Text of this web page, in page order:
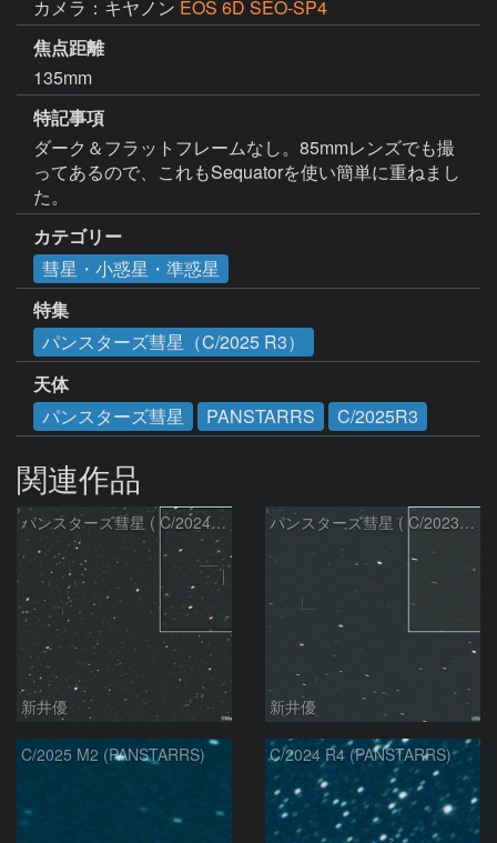
カメラ：キヤノン EOS 6D SEO-SP4
焦点距離
135mm
特記事項
ダーク＆フラットフレームなし。85mmレンズでも撮
ってあるので、これもSequatorを使い簡単に重ねまし
た。
カテゴリー
彗星・小惑星・準惑星
特集
パンスターズ彗星（C/2025 R3）
天体
パンスターズ彗星
PANSTARRS C/2025R3
関連作品
パンスターズ彗星 ( C/2024R4 )：2026/07/27
新井優
パンスターズ彗星 ( C/2023R1 )：2026/07/09
新井優
C/2025 M2 (PANSTARRS) C/2024 R4 (PANSTARRS)